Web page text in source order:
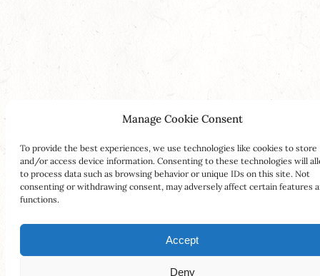
Manage Cookie Consent
To provide the best experiences, we use technologies like cookies to store
and/or access device information. Consenting to these technologies will
to process data such as browsing behavior or unique IDs on this site. Not
consenting or withdrawing consent, may adversely affect certain features
functions.
Accept
Deny